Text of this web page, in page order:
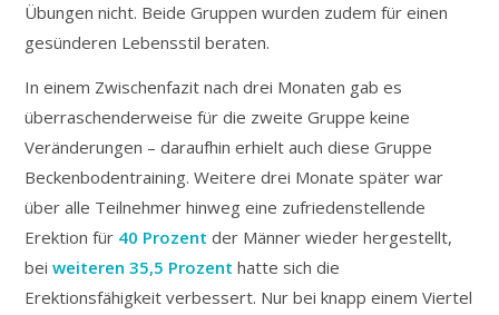
Übungen nicht. Beide Gruppen wurden zudem für einen
gesünderen Lebensstil beraten.
In einem Zwischenfazit nach drei Monaten gab es
überraschenderweise für die zweite Gruppe keine
Veränderungen – daraufhin erhielt auch diese Gruppe
Beckenbodentraining. Weitere drei Monate später war
über alle Teilnehmer hinweg eine zufriedenstellende
Erektion für 40 Prozent der Männer wieder hergestellt,
bei weiteren 35,5 Prozent hatte sich die
Erektionsfähigkeit verbessert. Nur bei knapp einem Viertel